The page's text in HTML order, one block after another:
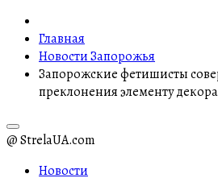
Главная
Новости Запорожья
Запорожские фетишисты
преклонения элементу
@ StrelaUA.com
Новости